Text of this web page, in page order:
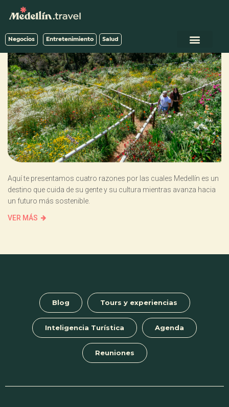
Negocios Entretenimiento Salud
Aquí te presentamos cuatro razones por las cuales Medellín es un
destino que cuida de su gente y su cultura mientras avanza hacia
un futuro más sostenible.
VER MÁS
Blog Tours y experiencias
Inteligencia Turística Agenda
Reuniones